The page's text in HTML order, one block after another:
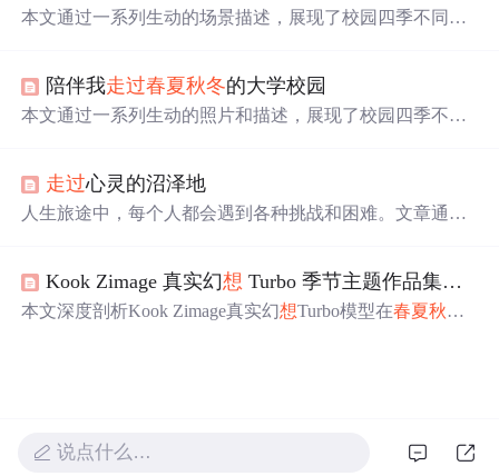
本文通过一系列生动的场景描述，展现了校园四季不同的
意。陪伴我走过春夏秋冬的大学校园
本文通过一系列生动的照片和描述，展现了校园四季不同
的变化。
走过心灵的沼泽地
人生旅途中，每个人都会遇到各种挑战和困难。文章通过
Kook Zimage 真实幻想 Turbo 季节主题作品集：
本文深度剖析Kook Zimage真实幻想Turbo模型在春夏秋冬
说点什么…